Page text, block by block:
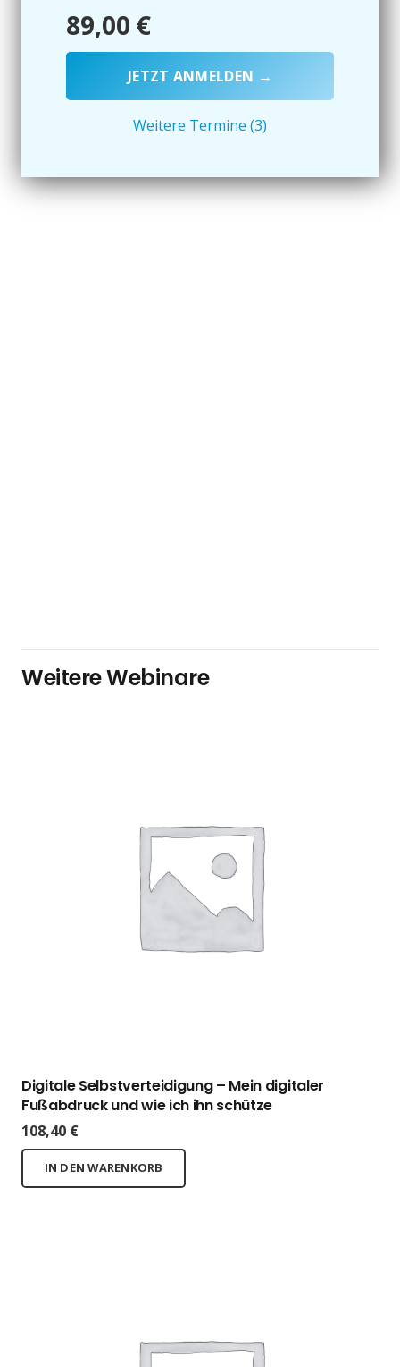
89,00 €
JETZT ANMELDEN →
Weitere Termine (3)
Weitere Webinare
Digitale Selbstverteidigung – Mein digitaler
Fußabdruck und wie ich ihn schütze
108,40 €
IN DEN WARENKORB